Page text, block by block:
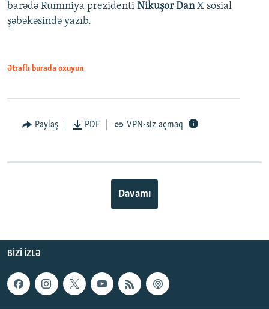
barədə Rumıniya prezidenti Nikuşor DanX sosial
şəbəkəsində yazıb.
Ətraflı burada oxuyun
Paylaş PDF VPN-siz açmaq
Davamı
BIZI IZLƏ